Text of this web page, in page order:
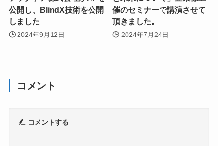
公開し、BlindX技術を公開
しました
2024年9月12日
催のセミナーで講演させて
頂きました。
2024年7月24日
コメント
コメントする